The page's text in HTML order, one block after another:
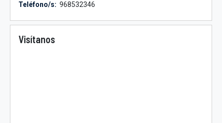
Teléfono/s: 968532346
Visítanos